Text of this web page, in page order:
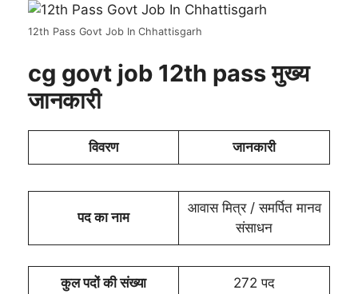
12th Pass Govt Job In Chhattisgarh
cg govt job 12th pass मुख्य
जानकारी
विवरण जानकारी
पद का नाम
आवास मित्र / समर्पित मानव
संसाधन
कुल पदों की संख्या 272 पद